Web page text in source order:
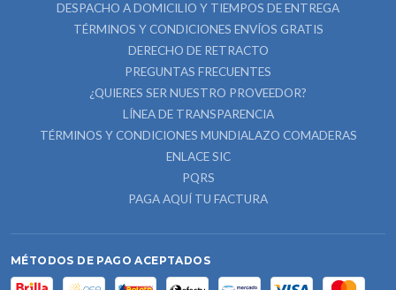
DESPACHO A DOMICILIO Y TIEMPOS DE ENTREGA
TÉRMINOS Y CONDICIONES ENVÍOS GRATIS
DERECHO DE RETRACTO
PREGUNTAS FRECUENTES
¿QUIERES SER NUESTRO PROVEEDOR?
LÍNEA DE TRANSPARENCIA
TÉRMINOS Y CONDICIONES MUNDIALAZO COMADERAS
ENLACE SIC
PQRS
PAGA AQUÍ TU FACTURA
MÉTODOS DE PAGO ACEPTADOS